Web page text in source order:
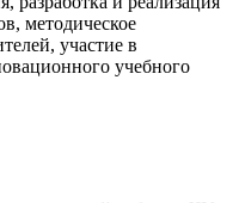
методическое
участие в
учебного